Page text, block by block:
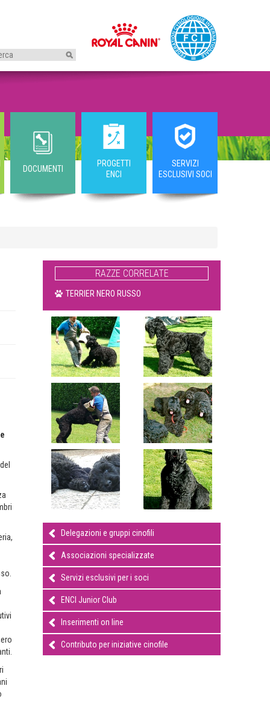
DOCUMENTI
PROGETTI
ENCI
SERVIZI
ESCLUSIVI SOCI
RAZZE CORRELATE
TERRIER NERO RUSSO
Delegazioni e gruppi cinofili
Associazioni specializzate
Servizi esclusivi per i soci
ENCI Junior Club
Inserimenti on line
Contributo per iniziative cinofile